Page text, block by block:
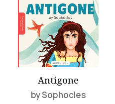
Antigone
by Sophocles